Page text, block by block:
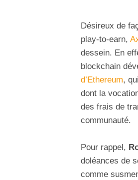
Désireux de
play-to-earn,
dessein. En
blockchain
d’Ethereum,
dont la
des frais de
communauté.
Pour rappel,
doléances de
comme